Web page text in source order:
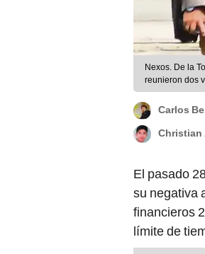
Nexos. De la
reunieron dos
Carlos
Christian
El pasado
su negativa
financieros
límite de